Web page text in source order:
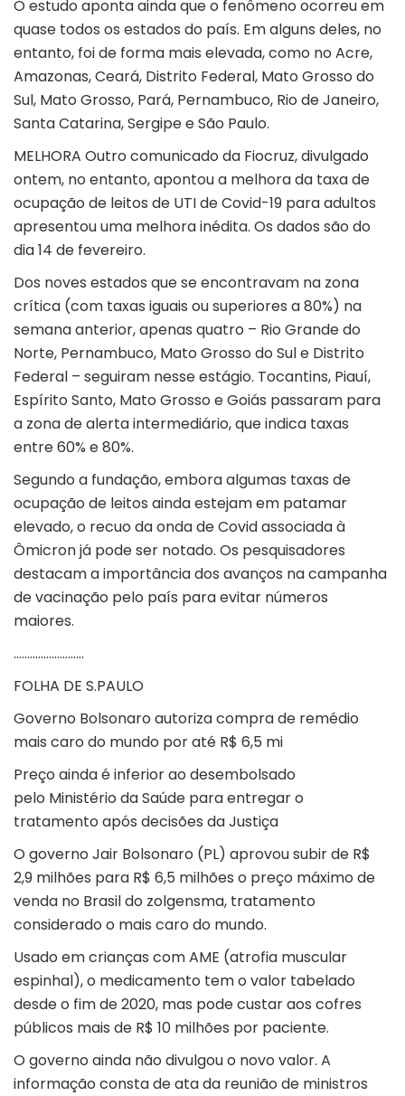
O estudo aponta ainda que o fenômeno ocorreu em
quase todos os estados do país. Em alguns deles, no
entanto, foi de forma mais elevada, como no Acre,
Amazonas, Ceará, Distrito Federal, Mato Grosso do
Sul, Mato Grosso, Pará, Pernambuco, Rio de Janeiro,
Santa Catarina, Sergipe e São Paulo.
MELHORA Outro comunicado da Fiocruz, divulgado
ontem, no entanto, apontou a melhora da taxa de
ocupação de leitos de UTI de Covid-19 para adultos
apresentou uma melhora inédita. Os dados são do
dia 14 de fevereiro.
Dos noves estados que se encontravam na zona
crítica (com taxas iguais ou superiores a 80%) na
semana anterior, apenas quatro – Rio Grande do
Norte, Pernambuco, Mato Grosso do Sul e Distrito
Federal – seguiram nesse estágio. Tocantins, Piauí,
Espírito Santo, Mato Grosso e Goiás passaram para
a zona de alerta intermediário, que indica taxas
entre 60% e 80%.
Segundo a fundação, embora algumas taxas de
ocupação de leitos ainda estejam em patamar
elevado, o recuo da onda de Covid associada à
Ômicron já pode ser notado. Os pesquisadores
destacam a importância dos avanços na campanha
de vacinação pelo país para evitar números
maiores.
……………………..
FOLHA DE S.PAULO
Governo Bolsonaro autoriza compra de remédio
mais caro do mundo por até R$ 6,5 mi
Preço ainda é inferior ao desembolsado
pelo Ministério da Saúde para entregar o
tratamento após decisões da Justiça
O governo Jair Bolsonaro (PL) aprovou subir de R$
2,9 milhões para R$ 6,5 milhões o preço máximo de
venda no Brasil do zolgensma, tratamento
considerado o mais caro do mundo.
Usado em crianças com AME (atrofia muscular
espinhal), o medicamento tem o valor tabelado
desde o fim de 2020, mas pode custar aos cofres
públicos mais de R$ 10 milhões por paciente.
O governo ainda não divulgou o novo valor. A
informação consta de ata da reunião de ministros